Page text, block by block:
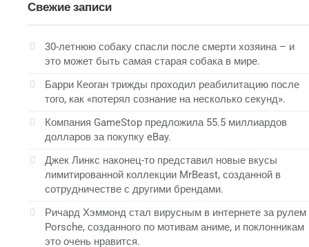
Свежие записи
30-летнюю собаку спасли после смерти хозяина – и
это может быть самая старая собака в мире.
Барри Кеоган трижды проходил реабилитацию после
того, как «потерял сознание на несколько секунд».
Компания GameStop предложила 55.5 миллиардов
долларов за покупку eBay.
Джек Линкс наконец-то представил новые вкусы
лимитированной коллекции MrBeast, созданной в
сотрудничестве с другими брендами.
Ричард Хэммонд стал вирусным в интернете за рулем
Porsche, созданного по мотивам аниме, и поклонникам
это очень нравится.